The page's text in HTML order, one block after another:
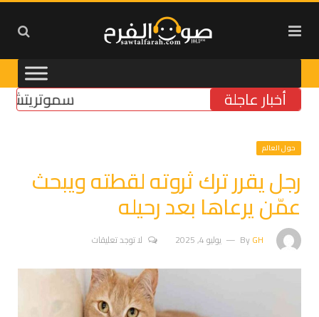
أخبار عاجلة سموتريتش:
حول العالم
رجل يقرر ترك ثروته لقطته ويبحث
عمّن يرعاها بعد رحيله
ByGH يوليو 4, 2025 لا توجد تعليقات